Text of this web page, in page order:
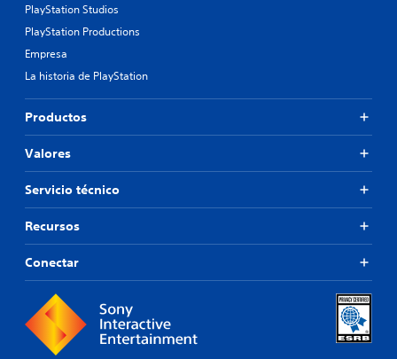
PlayStation Studios
PlayStation Productions
Empresa
La historia de PlayStation
Productos
Valores
Servicio técnico
Recursos
Conectar